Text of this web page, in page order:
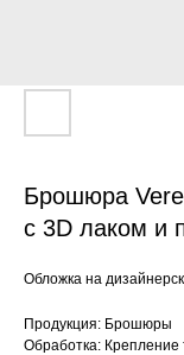
Брошюра
с 3D лаком и
Обложка на
Продукция: Брошюры
Обработка: Крепление